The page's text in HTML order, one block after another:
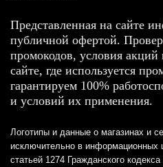
Представленная на сайте
публичной офертой.
промокодов, условия
сайте, где используется
гарантируем 100%
и условий их применения.
Логотипы и данные о магазинах и
исключительно в информационных
статьей 1274 Гражданского